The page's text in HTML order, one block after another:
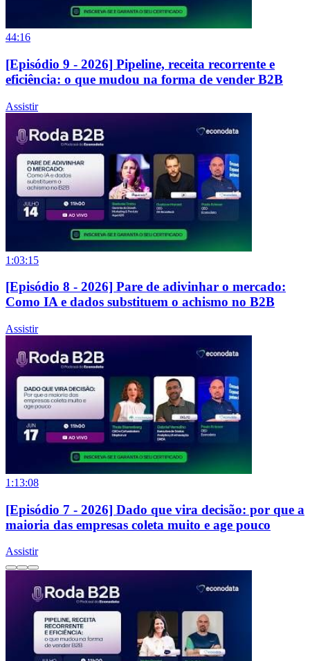
44:16
[Episódio 9 - 2026] Pipeline, receita recorrente e
eficiência: o que mudou na forma de vender B2B
Assistir
1:03:15
[Episódio 8 - 2026] Pare de adivinhar o mercado:
Como IA e dados substituem o achismo no B2B
Assistir
1:13:08
[Episódio 7 - 2026] Dado que vira decisão: por que a
maioria das empresas coleta muito e age pouco
Assistir